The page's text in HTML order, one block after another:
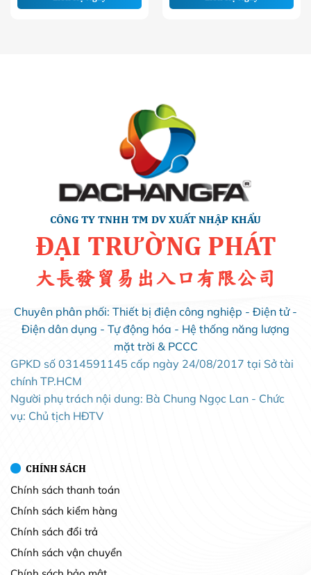
CÔNG TY TNHH TM DV XUẤT NHẬP KHẨU
ĐẠI TRƯỜNG PHÁT
大長發貿易出入口有限公司
Chuyên phân phối: Thiết bị điện công nghiệp - Điện tử -
Điện dân dụng - Tự động hóa - Hệ thống năng lượng
mặt trời & PCCC
GPKD số 0314591145 cấp ngày 24/08/2017 tại Sở tài
chính TP.HCM
Người phụ trách nội dung: Bà Chung Ngọc Lan - Chức
vụ: Chủ tịch HĐTV
CHÍNH SÁCH
Chính sách thanh toán
Chính sách kiểm hàng
Chính sách đổi trả
Chính sách vận chuyển